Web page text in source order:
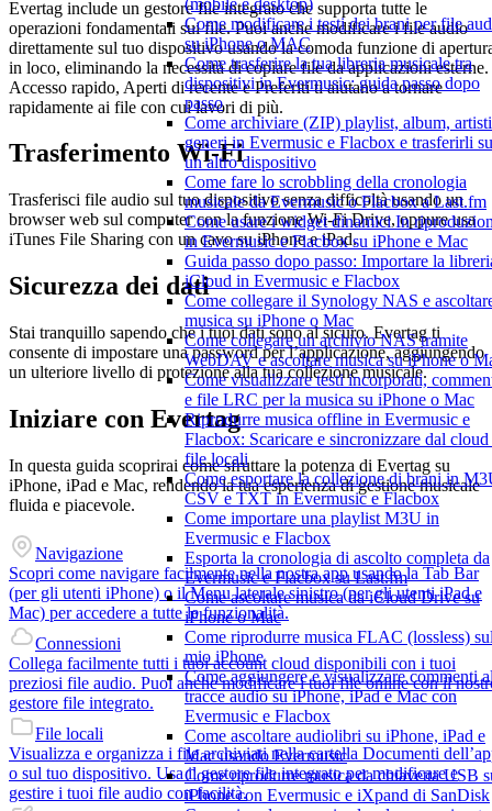
(mobile e desktop)
Come modificare i testi dei brani per file
su iPhone o MAC
Come trasferire la tua libreria musicale tra
dispositivi in Evermusic: guida passo dopo
passo
Come archiviare (ZIP) playlist, album,
generi in Evermusic e Flacbox e trasferirli su
un altro dispositivo
Come fare lo scrobbling della cronologia
musicale da Evermusic o Flacbox a Last.fm
Come usare i widget dinamici In
in Evermusic e Flacbox su iPhone e Mac
Guida passo dopo passo: Importare la
iCloud in Evermusic e Flacbox
Come collegare il Synology NAS e
musica su iPhone o Mac
Come collegare un archivio NAS tramite
WebDAV e ascoltare musica su iPhone o
Come visualizzare testi incorporati,
e file LRC per la musica su iPhone o Mac
Riprodurre musica offline in Evermusic e
Flacbox: Scaricare e sincronizzare dal cloud
file locali
Come esportare la collezione di brani in
CSV e TXT in Evermusic e Flacbox
Come importare una playlist M3U in
Evermusic e Flacbox
Esporta la cronologia di ascolto completa da
Evermusic e Flacbox su Last.fm
Come ascoltare musica da iCloud Drive su
iPhone o Mac
Come riprodurre musica FLAC (lossless)
mio iPhone
Come aggiungere e visualizzare commenti
tracce audio su iPhone, iPad e Mac con
Evermusic e Flacbox
Come ascoltare audiolibri su iPhone, iPad e
Mac usando Evermusic
Come riprodurre musica da chiavetta USB
iPhone con Evermusic e iXpand di SanDisk
Evertag include un gestore file integrato che supporta tutte le
operazioni fondamentali sui file. Puoi anche modificare i file audio
direttamente sul tuo dispositivo usando la comoda funzione di
in loco, eliminando la necessità di copiare file da applicazioni esterne.
Accesso rapido, Aperti di recente e Preferiti ti aiutano a tornare
rapidamente ai file con cui lavori di più.
Trasferimento Wi-Fi
Trasferisci file audio sul tuo dispositivo senza difficoltà usando un
browser web sul computer con la funzione Wi-Fi Drive, oppure usa
iTunes File Sharing con un cavo su iPhone e iPad.
Sicurezza dei dati
Stai tranquillo sapendo che i tuoi dati sono al sicuro. Evertag ti
consente di impostare una password per l’applicazione, aggiungendo
un ulteriore livello di protezione alla tua collezione musicale.
Iniziare con Evertag
In questa guida scoprirai come sfruttare la potenza di Evertag su
iPhone, iPad e Mac, rendendo la tua esperienza di gestione musicale
fluida e piacevole.
Navigazione
Scopri come navigare facilmente nella nostra app usando la Tab Bar
(per gli utenti iPhone) o il Menu laterale sinistro (per gli utenti iPad e
Mac) per accedere a tutte le funzionalità.
Connessioni
Collega facilmente tutti i tuoi account cloud disponibili con i tuoi
preziosi file audio. Puoi anche modificare i tuoi file online con il
gestore file integrato.
File locali
Visualizza e organizza i file archiviati nella cartella Documenti
o sul tuo dispositivo. Usa il gestore file integrato per modificare e
gestire i tuoi file audio con facilità.